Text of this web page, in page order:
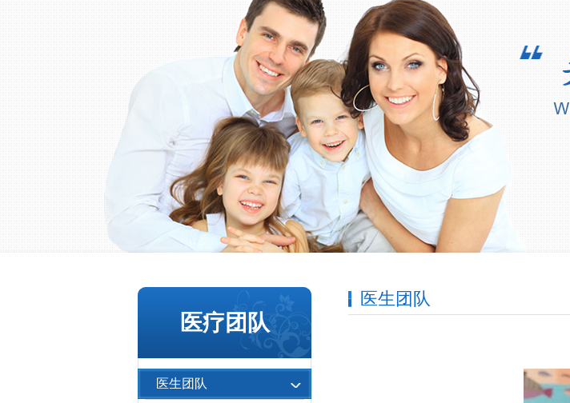
医疗团队
医生团队
医生团队